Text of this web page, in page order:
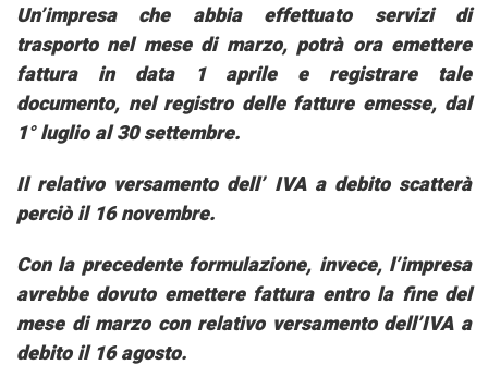
Un’impresa che abbia effettuato servizi di
trasporto nel mese di marzo, potrà ora emettere
fattura in data 1 aprile e registrare tale
documento, nel registro delle fatture emesse, dal
1° luglio al 30 settembre.
Il relativo versamento dell’ IVA a debito scatterà
perciò il 16 novembre.
Con la precedente formulazione, invece, l’impresa
avrebbe dovuto emettere fattura entro la fine del
mese di marzo con relativo versamento dell’IVA a
debito il 16 agosto.